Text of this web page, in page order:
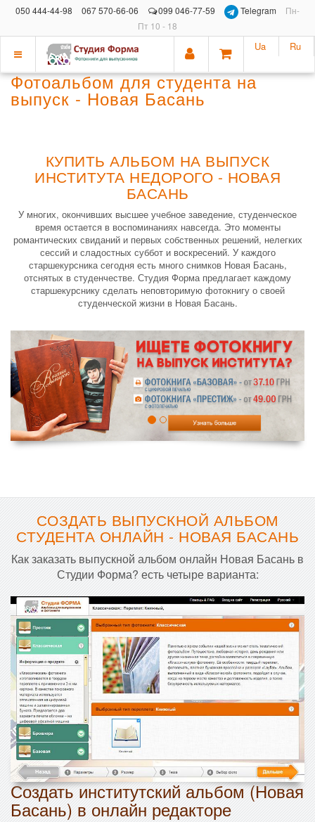
050 444-44-98 067 570-66-06 099 046-77-59 Telegram
Пн-
Пт 10 - 18
Показать
меню
Ua Ru
Фотоальбом для студента на
выпуск - Новая Басань
КУПИТЬ АЛЬБОМ НА ВЫПУСК
ИНСТИТУТА НЕДОРОГО - НОВАЯ
БАСАНЬ
У многих, окончивших высшее учебное заведение, студенческое
время остается в воспоминаниях навсегда. Это моменты
романтических свиданий и первых собственных решений, нелегких
сессий и сладостных суббот и воскресений. У каждого
старшекурсника сегодня есть много снимков Новая Басань,
отснятых в студенчестве. Студия Форма предлагает каждому
старшекурснику сделать неповторимую фотокнигу о своей
студенческой жизни в Новая Басань.
СОЗДАТЬ ВЫПУСКНОЙ АЛЬБОМ
СТУДЕНТА ОНЛАЙН - НОВАЯ БАСАНЬ
Как заказать выпускной альбом онлайн Новая Басань в
Студии Форма? есть четыре варианта:
Создать институтский альбом (Новая
Басань) в онлайн редакторе